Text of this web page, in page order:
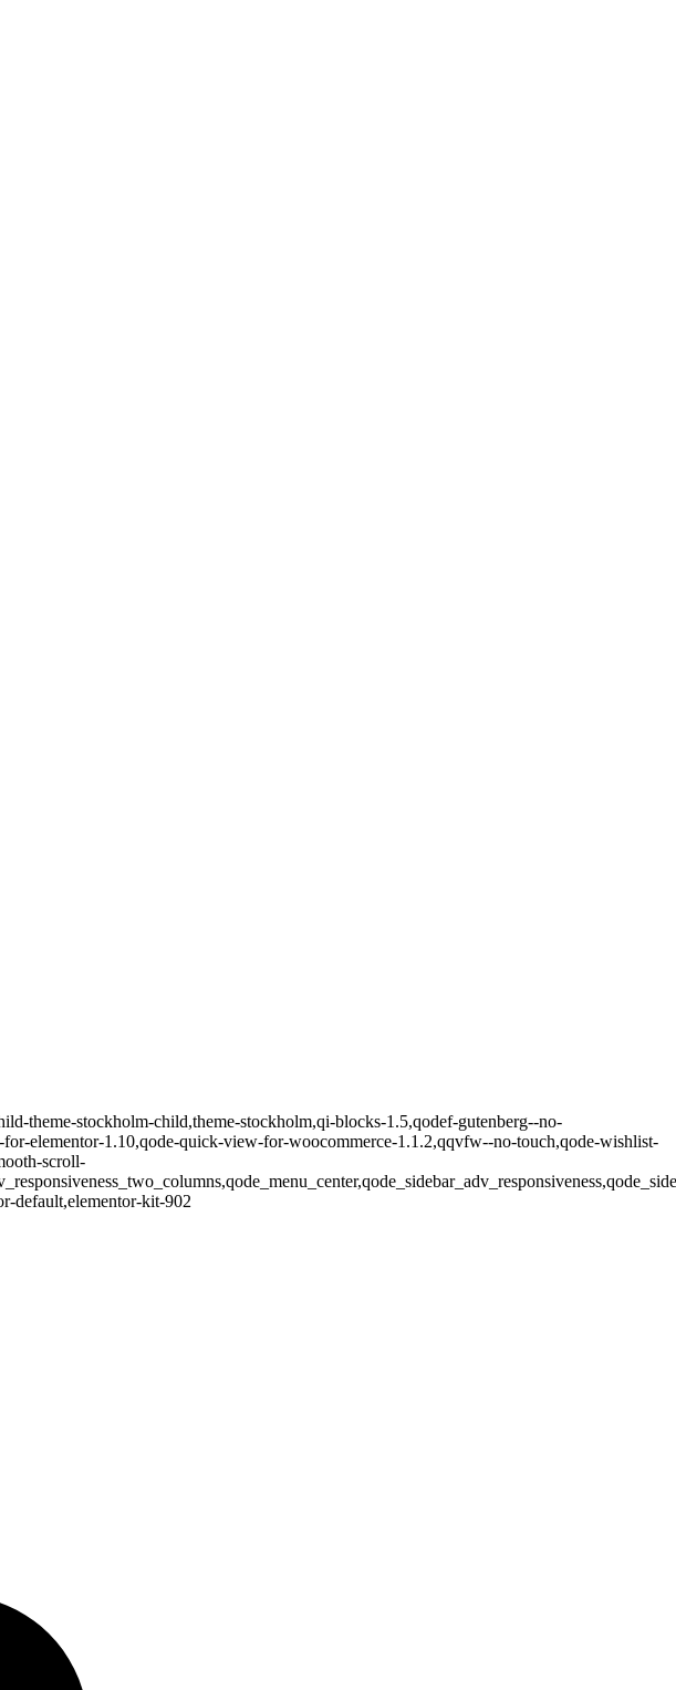
theme-stockholm-child,theme-stockholm,qi-blocks-1.5,qodef-gutenberg--no-
elementor-1.10,qode-quick-view-for-woocommerce-1.1.2,qqvfw--no-touch,qode-wishlist-
scroll-
default,elementor-kit-902